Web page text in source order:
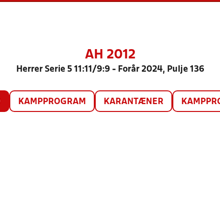
AH 2012
Herrer Serie 5 11:11/9:9 - Forår 2024, Pulje 136
KAMPPROGRAM KARANTÆNER